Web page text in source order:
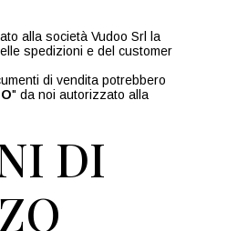
alla società Vudoo Srl la
spedizioni e del customer
di vendita potrebbero
" da noi autorizzato alla
DI